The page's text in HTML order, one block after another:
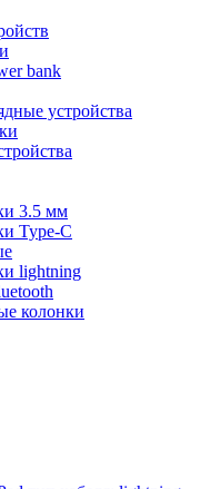
bank
устройства
3.5 мм
Type-C
lightning
колонки